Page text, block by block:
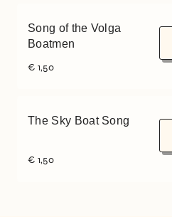
Song of the Volga
Boatmen
€ 1,50
The Sky Boat Song
€ 1,50